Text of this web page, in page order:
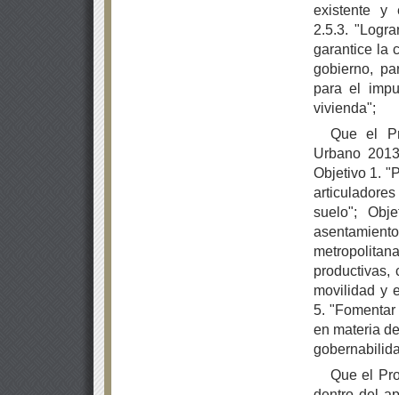
existente y
2.5.3.
garantice la
gobierno,
para el
vivienda";
Que el
Urbano
Objetivo 1.
suelo";
productivas,
movilidad y
5.
en materia
Que el